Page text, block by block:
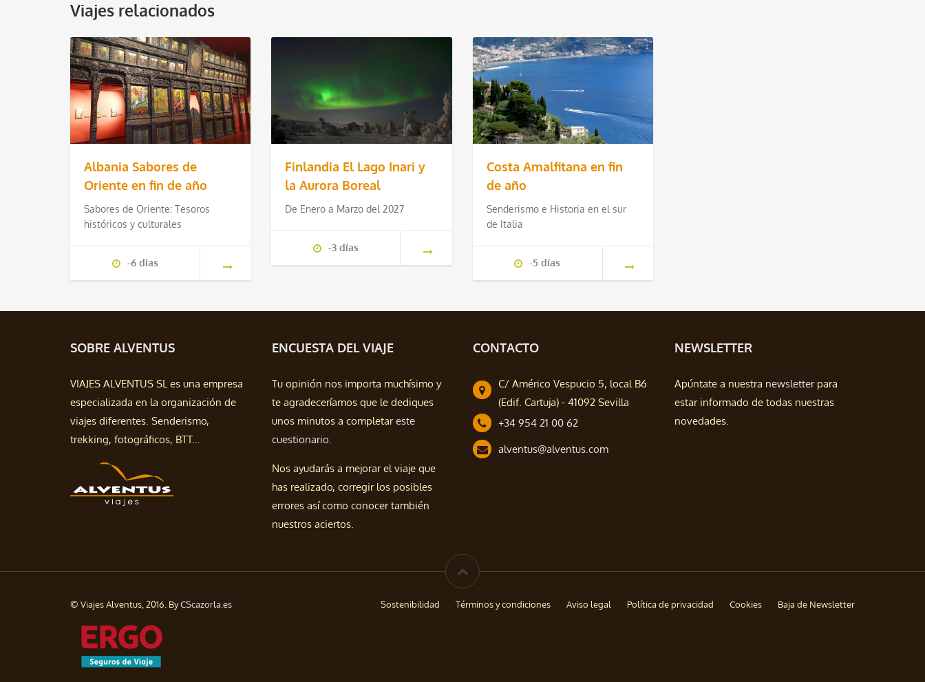
Viajes relacionados
Albania Sabores de
Oriente en fin de año
Sabores de Oriente: Tesoros
históricos y culturales
-6 días
Finlandia El Lago Inari y
la Aurora Boreal
De Enero a Marzo del 2027
-3 días
Costa Amalfitana en fin
de año
Senderismo e Historia en el sur
de Italia
-5 días
SOBRE ALVENTUS
VIAJES ALVENTUS SL es una empresa
especializada en la organización de
viajes diferentes. Senderismo,
trekking, fotográficos, BTT...
ENCUESTA DEL VIAJE
Tu opinión nos importa muchísimo y
te agradeceríamos que le dediques
unos minutos a completareste
cuestionario.
Nos ayudarás a mejorar el viaje que
has realizado, corregir los posibles
errores así como conocer también
nuestros aciertos.
CONTACTO
C/ Américo Vespucio 5, local B6
(Edif. Cartuja) - 41092 Sevilla
+34 954 21 00 62
alventus@alventus.com
NEWSLETTER
Apúntate a nuestra newsletterpara
estar informado de todas nuestras
novedades.
© Viajes Alventus, 2016. ByCScazorla.es Sostenibilidad Términos y condiciones Aviso legal Política de privacidad Cookies Baja de Newsletter